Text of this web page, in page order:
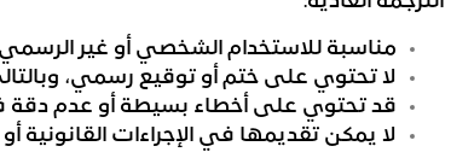
مناسبة للاستخدام الشخصي أو غير
لا تحتوي على ختم أو توقيع رسمي،
قد تحتوي على أخطاء بسيطة أو عدم دقة
لا يمكن تقديمها في الإجراءات